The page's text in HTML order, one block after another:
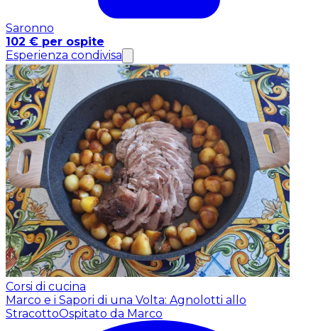
Saronno
102 € per ospite
Esperienza condivisa
Corsi di cucina
Marco e i Sapori di una Volta: Agnolotti allo
StracottoOspitato da Marco